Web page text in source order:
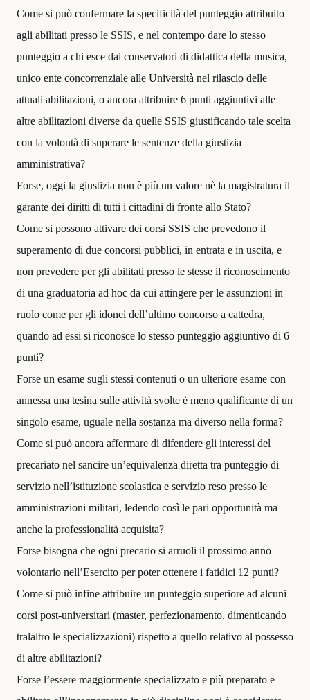
Come si può confermare la specificità del punteggio attribuito
agli abilitati presso le SSIS, e nel contempo dare lo stesso
punteggio a chi esce dai conservatori di didattica della musica,
unico ente concorrenziale alle Università nel rilascio delle
attuali abilitazioni, o ancora attribuire 6 punti aggiuntivi alle
altre abilitazioni diverse da quelle SSIS giustificando tale scelta
con la volontà di superare le sentenze della giustizia
amministrativa?
Forse, oggi la giustizia non è più un valore nè la magistratura il
garante dei diritti di tutti i cittadini di fronte allo Stato?
Come si possono attivare dei corsi SSIS che prevedono il
superamento di due concorsi pubblici, in entrata e in uscita, e
non prevedere per gli abilitati presso le stesse il riconoscimento
di una graduatoria ad hoc da cui attingere per le assunzioni in
ruolo come per gli idonei dell’ultimo concorso a cattedra,
quando ad essi si riconosce lo stesso punteggio aggiuntivo di 6
punti?
Forse un esame sugli stessi contenuti o un ulteriore esame con
annessa una tesina sulle attività svolte è meno qualificante di un
singolo esame, uguale nella sostanza ma diverso nella forma?
Come si può ancora affermare di difendere gli interessi del
precariato nel sancire un’equivalenza diretta tra punteggio di
servizio nell’istituzione scolastica e servizio reso presso le
amministrazioni militari, ledendo così le pari opportunità ma
anche la professionalità acquisita?
Forse bisogna che ogni precario si arruoli il prossimo anno
volontario nell’Esercito per poter ottenere i fatidici 12 punti?
Come si può infine attribuire un punteggio superiore ad alcuni
corsi post-universitari (master, perfezionamento, dimenticando
tralaltro le specializzazioni) rispetto a quello relativo al possesso
di altre abilitazioni?
Forse l’essere maggiormente specializzato e più preparato e